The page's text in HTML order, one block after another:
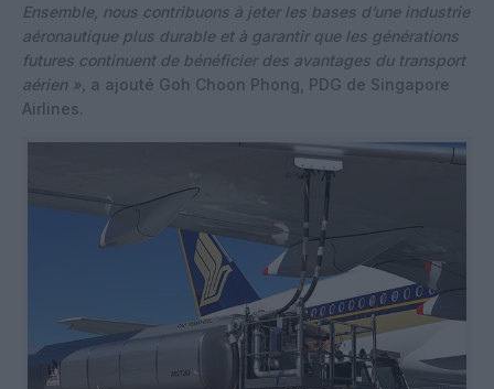
Ensemble, nous contribuons à jeter les bases d’une industrie
aéronautique plus durable et à garantir que les générations
futures continuent de bénéficier des avantages du transport
aérien », a ajouté Goh Choon Phong, PDG de Singapore
Airlines.